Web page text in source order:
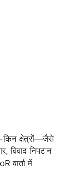
किन क्षेत्रों—जैसे
विवाद निपटान
वार्ता में